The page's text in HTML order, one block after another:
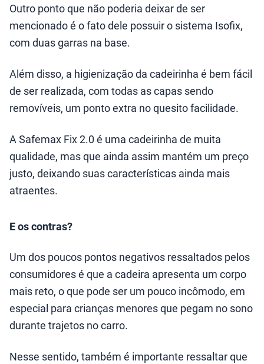
Outro ponto que não poderia deixar de ser
mencionado é o fato dele possuir o sistema Isofix,
com duas garras na base.
Além disso, a higienização da cadeirinha é bem fácil
de ser realizada, com todas as capas sendo
removíveis, um ponto extra no quesito facilidade.
A Safemax Fix 2.0 é uma cadeirinha de muita
qualidade, mas que ainda assim mantém um preço
justo, deixando suas características ainda mais
atraentes.
E os contras?
Um dos poucos pontos negativos ressaltados pelos
consumidores é que a cadeira apresenta um corpo
mais reto, o que pode ser um pouco incômodo, em
especial para crianças menores que pegam no sono
durante trajetos no carro.
Nesse sentido, também é importante ressaltar que